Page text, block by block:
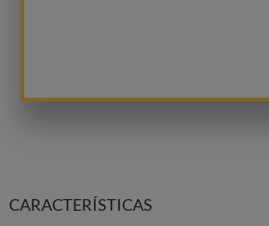
CARACTERÍSTICAS